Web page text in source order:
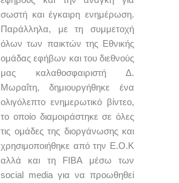
σωστή και έγκαιρη ενημέρωση.
Παράλληλα, με τη συμμετοχή
όλων των παικτών της Εθνικής
ομάδας εφήβων και του διεθνούς
μας καλαθοσφαιριστή Δ.
Μωραΐτη, δημιουργήθηκε ένα
ολιγόλεπτο ενημερωτικό βίντεο,
το οποίο διαμοιράστηκε σε όλες
τις ομάδες της διοργάνωσης και
χρησιμοποιήθηκε από την Ε.Ο.Κ
αλλά και τη FIBA μέσω των
social media για να προωθηθεί